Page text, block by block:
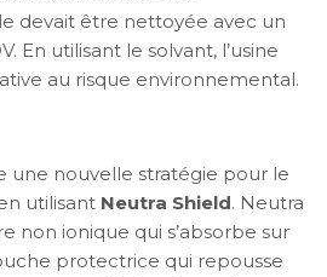
devait être nettoyée avec un
En utilisant le solvant, l’usine
au risque environnemental.
une nouvelle stratégie pour le
utilisant Neutra Shield. Neutra
non ionique qui s’absorbe sur
protectrice qui repousse